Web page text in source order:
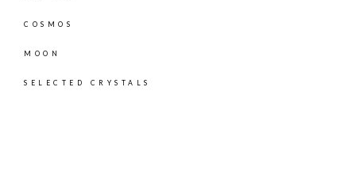
COSMOS
MOON
SELECTED CRYSTALS